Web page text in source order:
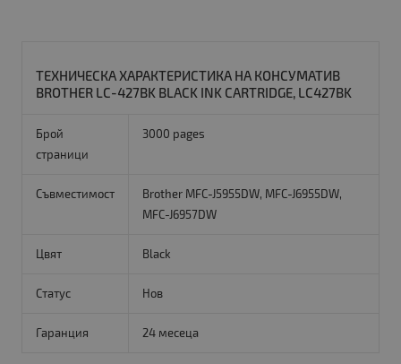
ТЕХНИЧЕСКА ХАРАКТЕРИСТИКА НА КОНСУМАТИВ
BROTHER LC-427BK BLACK INK CARTRIDGE, LC427BK
Брой
страници
3000 pages
Съвместимост
Brother MFC-J5955DW, MFC-J6955DW,
MFC-J6957DW
Цвят Black
Статус Нов
Гаранция 24 месеца